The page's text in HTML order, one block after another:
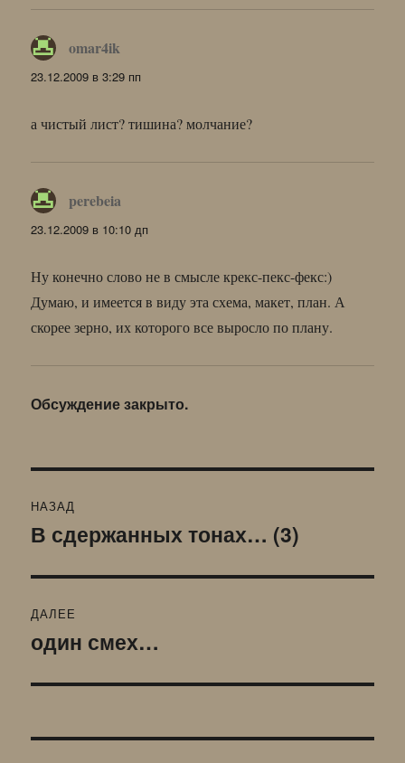
omar4ik
23.12.2009 в 3:29 пп
а чистый лист? тишина? молчание?
perebeia
23.12.2009 в 10:10 дп
Ну конечно слово не в смысле крекс-пекс-фекс:)
Думаю, и имеется в виду эта схема, макет, план. А
скорее зерно, их которого все выросло по плану.
Обсуждение закрыто.
по
НАЗАД
Предыдущая
В сдержанных тонах… (3)
ДАЛЕЕ
Следующая
один смех…